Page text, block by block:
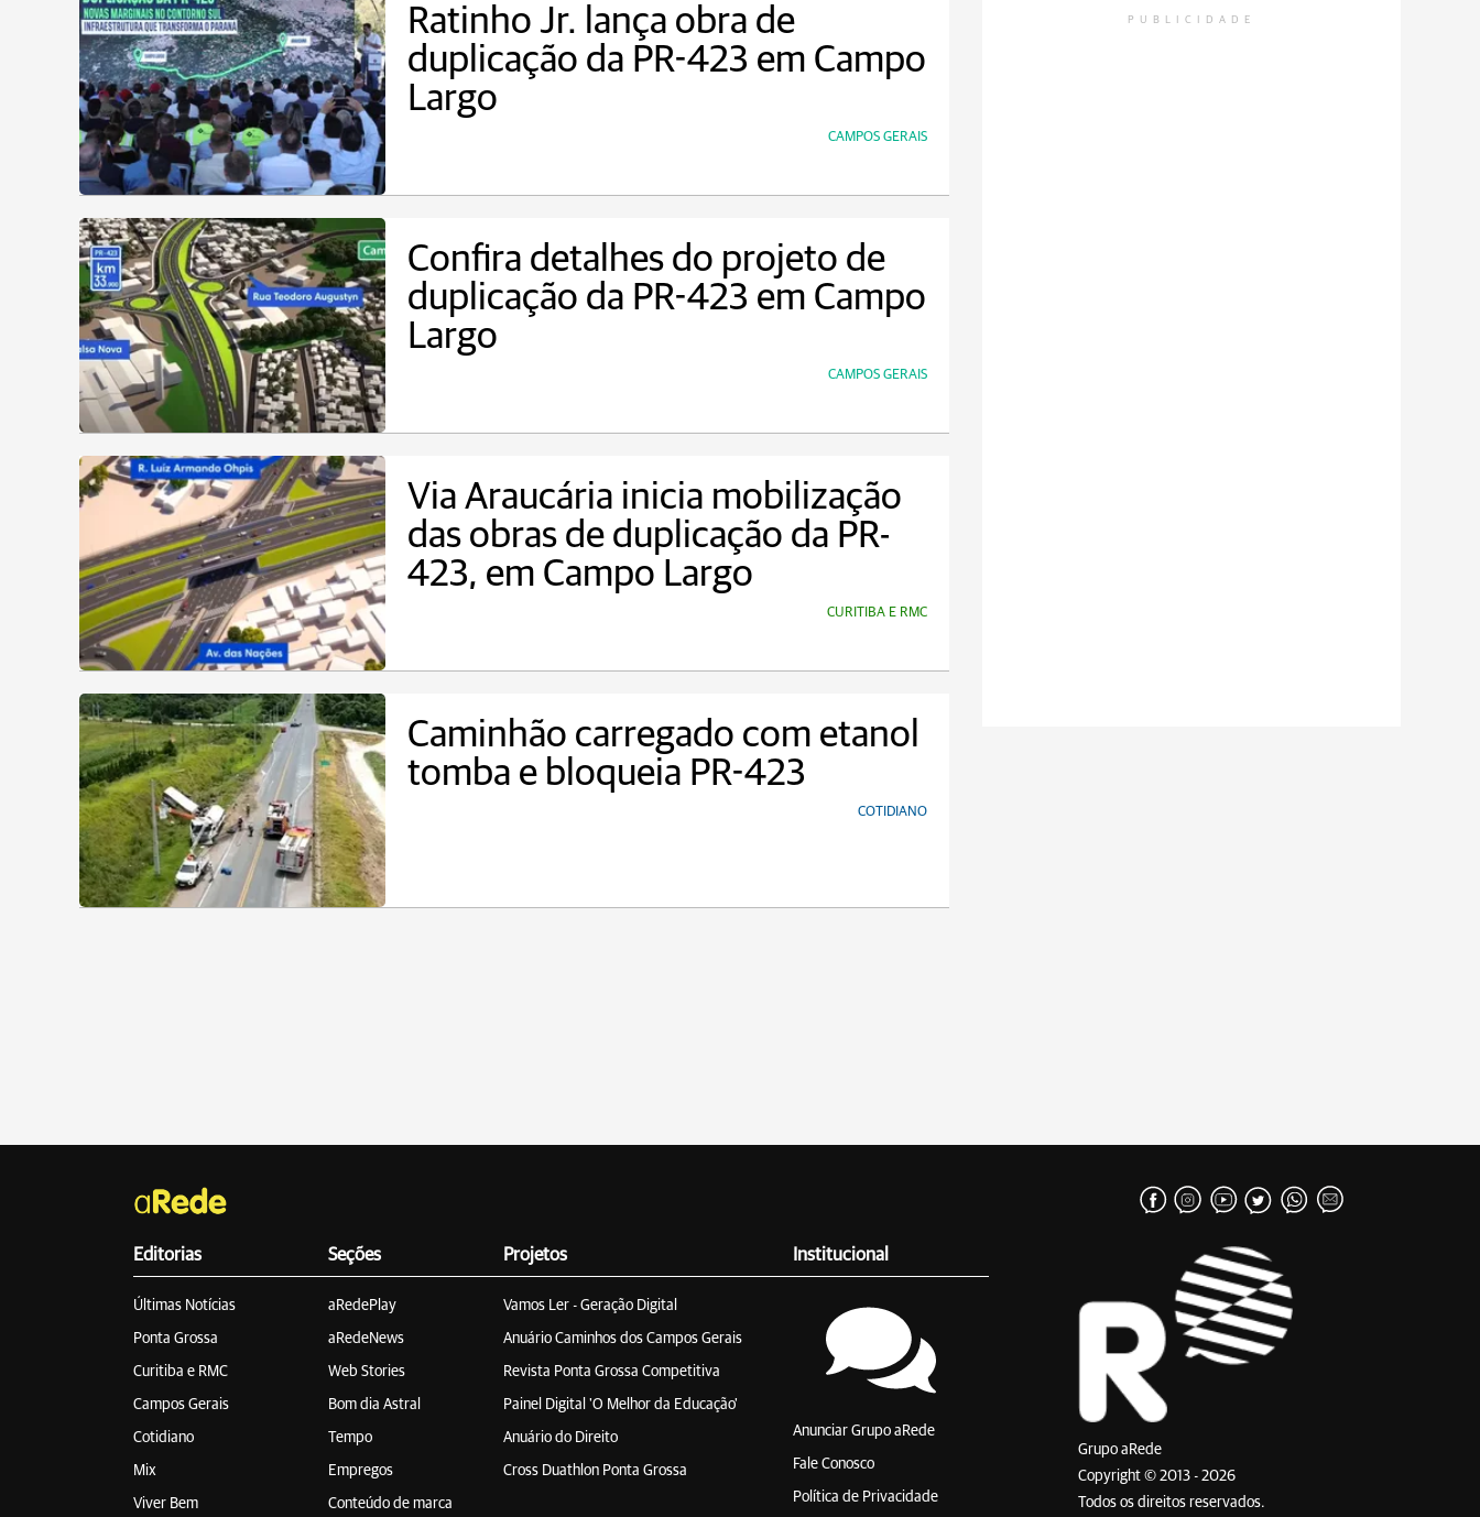
Ratinho Jr. lança obra de
duplicação da PR-423 em Campo
Largo
CAMPOS GERAIS
Confira detalhes do projeto de
duplicação da PR-423 em Campo
Largo
CAMPOS GERAIS
Via Araucária inicia mobilização
das obras de duplicação da PR-
423, em Campo Largo
CURITIBA E RMC
Caminhão carregado com etanol
tomba e bloqueia PR-423
COTIDIANO
PUBLICIDADE
Editorias
Últimas Notícias
Ponta Grossa
Curitiba e RMC
Campos Gerais
Cotidiano
Mix
Viver Bem
Seções
aRedePlay
aRedeNews
Web Stories
Bom dia Astral
Tempo
Empregos
Conteúdo de marca
Projetos
Vamos Ler - Geração Digital
Anuário Caminhos dos Campos Gerais
Revista Ponta Grossa Competitiva
Painel Digital 'O Melhor da Educação'
Anuário do Direito
Cross Duathlon Ponta Grossa
Institucional
Anunciar Grupo aRede
Fale Conosco
Política de Privacidade
Grupo aRede
Copyright © 2013 - 2026
Todos os direitos reservados.